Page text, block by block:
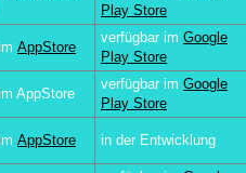
Play Store
AppStore
verfügbar im Google
Play Store
AppStore
verfügbar im Google
Play Store
AppStore in der Entwicklung